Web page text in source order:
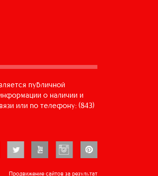
публичной
о наличии и
или по телефону: (843)
Продвижение сайтов за результат